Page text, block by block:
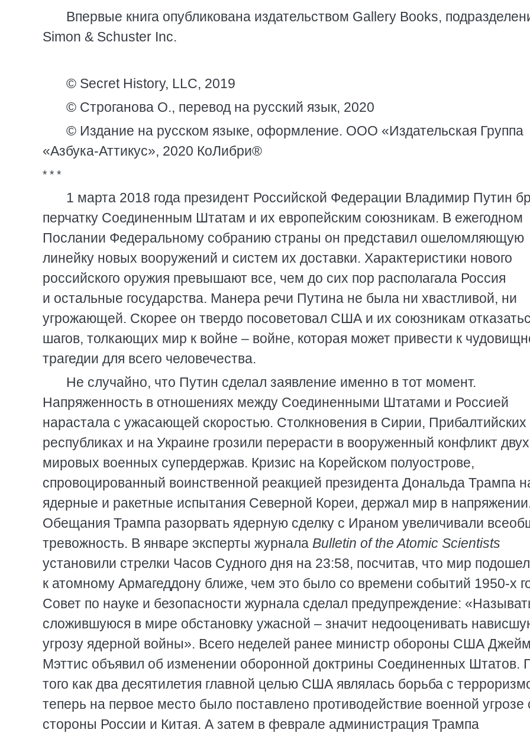
Впервые книга опубликована издательством Gallery Books,
Simon & Schuster Inc.
© Secret History, LLC, 2019
© Строганова О., перевод на русский язык, 2020
© Издание на русском языке, оформление. ООО «Издательская Группа
«Азбука-Аттикус», 2020 КоЛибри®
* * *
1 марта 2018 года президент Российской Федерации Владимир Путин
перчатку Соединенным Штатам и их европейским союзникам. В ежегодном
Послании Федеральному собранию страны он представил ошеломляющую
линейку новых вооружений и систем их доставки. Характеристики нового
российского оружия превышают все, чем до сих пор располагала Россия
и остальные государства. Манера речи Путина не была ни хвастливой, ни
угрожающей. Скорее он твердо посоветовал США и их союзникам
шагов, толкающих мир к войне – войне, которая может привести к
трагедии для всего человечества.
Не случайно, что Путин сделал заявление именно в тот момент.
Напряженность в отношениях между Соединенными Штатами и Россией
нарастала с ужасающей скоростью. Столкновения в Сирии, Прибалтийских
республиках и на Украине грозили перерасти в вооруженный конфликт двух
мировых военных супердержав. Кризис на Корейском полуострове,
спровоцированный воинственной реакцией президента Дональда Трампа
ядерные и ракетные испытания Северной Кореи, держал мир в
Обещания Трампа разорвать ядерную сделку с Ираном увеличивали
тревожность. В январе эксперты журнала Bulletin of the Atomic Scientists
установили стрелки Часов Судного дня на 23:58, посчитав, что мир подошел
к атомному Армагеддону ближе, чем это было со времени событий 1950-х
Совет по науке и безопасности журнала сделал предупреждение:
сложившуюся в мире обстановку ужасной – значит недооценивать
угрозу ядерной войны». Всего неделей ранее министр обороны США
Мэттис объявил об изменении оборонной доктрины Соединенных Штатов.
того как два десятилетия главной целью США являлась борьба с
теперь на первое место было поставлено противодействие военной угрозе
стороны России и Китая. А затем в феврале администрация Трампа